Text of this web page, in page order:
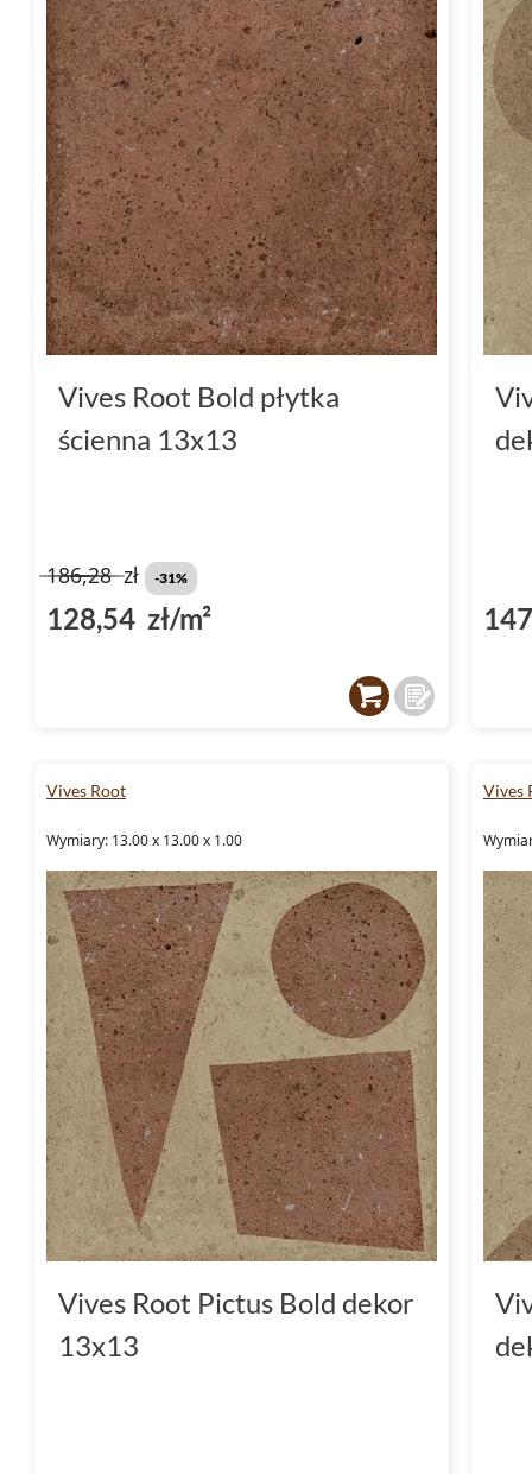
Vives Root Bold płytka
ścienna 13x13
186,28zł -31%
128,54 zł/m²
Vives Root
Wymiary: 13.00 x 13.00 x 1.00
Vives Root Pictus Bold dekor
13x13
Vives